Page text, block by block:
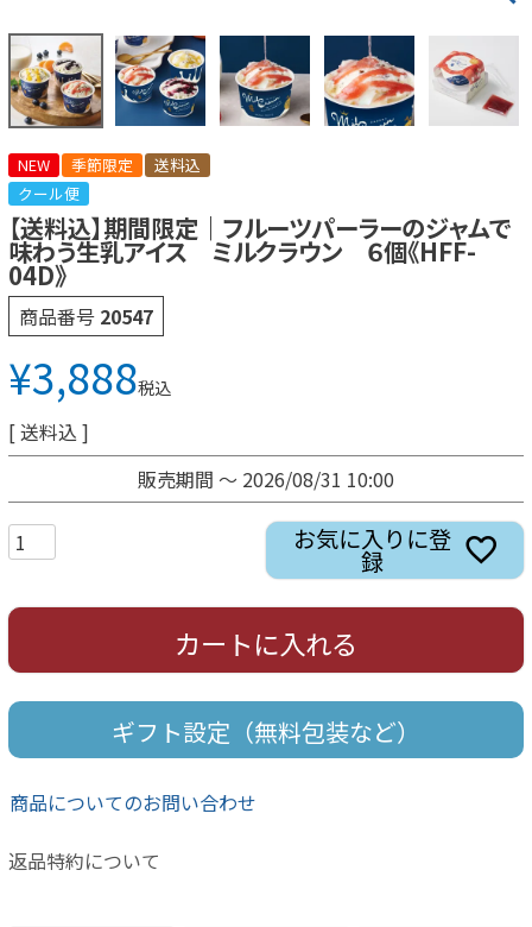
NEW 季節限定
送料込
クール便
【送料込】期間限定｜フルーツパーラーのジャムで
味わう生乳アイス ミルクラウン ６個《HFF-
04D》
商品番号 20547
¥3,888税込
送料込
販売期間 〜 2026/08/31 10:00
お気に入りに登
録
カートに入れる
ギフト設定（無料包装など）
商品についてのお問い合わせ
返品特約について